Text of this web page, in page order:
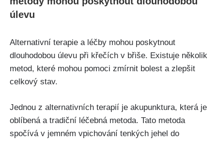
úlevu
Alternativní terapie a léčby mohou poskytnout
dlouhodobou úlevu⁣ při křečích v břiše. Existuje několik‍
metod,​ které mohou pomoci zmírnit bolest a⁢ zlepšit
celkový stav.
Jednou z alternativních terapií je ⁤akupunktura, která je
oblíbená a tradiční léčebná metoda. Tato metoda
spočívá v jemném vpichování tenkých jehel do